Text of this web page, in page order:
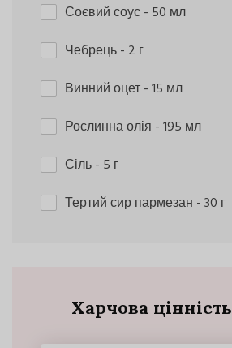
Соєвий соус- 50 мл
Чебрець- 2 г
Винний оцет- 15 мл
Рослинна олія - 195 мл
Сіль- 5 г
Тертий сир пармезан - 30 г
Харчова цінність